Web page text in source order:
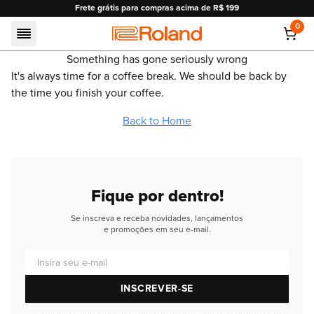
Frete grátis para compras acima de R$ 199
Roland
0
Something has gone seriously wrong
It's always time for a coffee break. We should be back by
the time you finish your coffee.
Back to Home
Fique por dentro!
Se inscreva e receba novidades, lançamentos
e promoções em seu e-mail.
INSCREVER-SE